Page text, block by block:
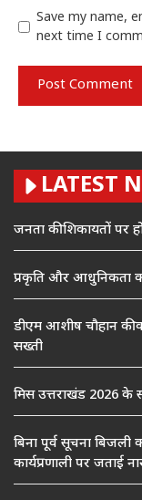
Save my name,
next time I
LATEST
जनता की शिकायतों पर
प्रकृति और आधुनिकता का
डीएम आशीष चौहान की
सख्ती
मिस उत्तराखंड 2026 के
बिना पूर्व सूचना
कार्यप्रणाली पर जताई